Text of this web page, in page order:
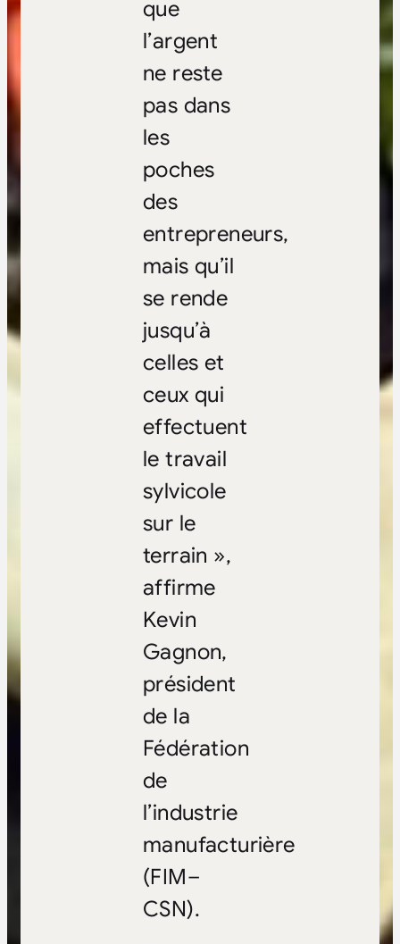
que
l’argent
ne reste
pas dans
les
poches
des
entrepreneurs,
mais qu’il
se rende
jusqu’à
celles et
ceux qui
effectuent
le travail
sylvicole
sur le
terrain »,
affirme
Kevin
Gagnon,
président
de la
Fédération
de
l’industrie
manufacturière
(FIM–
CSN).